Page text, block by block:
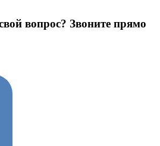
вопрос? Звоните прямо